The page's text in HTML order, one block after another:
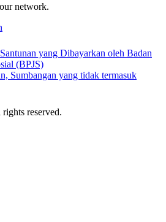
network.
yang Dibayarkan oleh Badan
(BPJS)
Sumbangan yang tidak termasuk
reserved.